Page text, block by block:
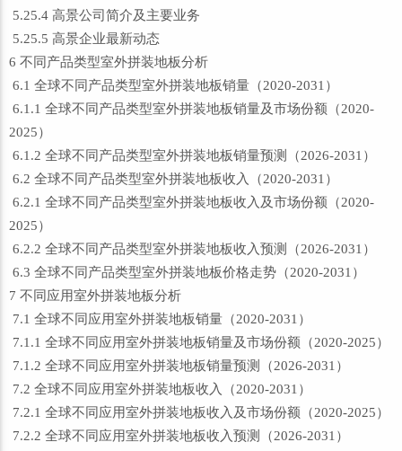
5.25.4 高景公司简介及主要业务
5.25.5 高景企业最新动态
6 不同产品类型室外拼装地板分析
6.1 全球不同产品类型室外拼装地板销量（2020-2031）
6.1.1 全球不同产品类型室外拼装地板销量及市场份额（2020-
2025）
6.1.2 全球不同产品类型室外拼装地板销量预测（2026-2031）
6.2 全球不同产品类型室外拼装地板收入（2020-2031）
6.2.1 全球不同产品类型室外拼装地板收入及市场份额（2020-
2025）
6.2.2 全球不同产品类型室外拼装地板收入预测（2026-2031）
6.3 全球不同产品类型室外拼装地板价格走势（2020-2031）
7 不同应用室外拼装地板分析
7.1 全球不同应用室外拼装地板销量（2020-2031）
7.1.1 全球不同应用室外拼装地板销量及市场份额（2020-2025）
7.1.2 全球不同应用室外拼装地板销量预测（2026-2031）
7.2 全球不同应用室外拼装地板收入（2020-2031）
7.2.1 全球不同应用室外拼装地板收入及市场份额（2020-2025）
7.2.2 全球不同应用室外拼装地板收入预测（2026-2031）